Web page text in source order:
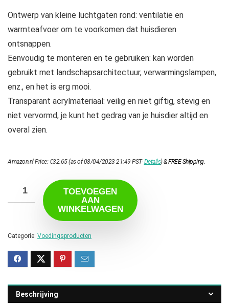
Ontwerp van kleine luchtgaten rond: ventilatie en
warmteafvoer om te voorkomen dat huisdieren
ontsnappen.
Eenvoudig te monteren en te gebruiken: kan worden
gebruikt met landschapsarchitectuur, verwarmingslampen,
enz., en het is erg mooi.
Transparant acrylmateriaal: veilig en niet giftig, stevig en
niet vervormd, je kunt het gedrag van je huisdier altijd en
overal zien.
Amazon.nl Price:€32.65(as of 08/04/2023 21:49 PST-Details)&FREE Shipping.
TOEVOEGEN
AAN
WINKELWAGEN
Categorie: Voedingsproducten
Beschrijving